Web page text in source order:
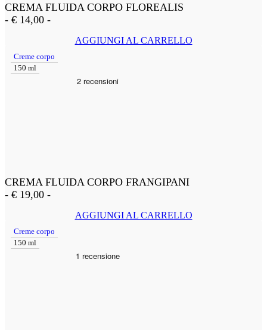
CREMA FLUIDA CORPO FLOREALIS
- € 14,00 -
AGGIUNGI AL CARRELLO
Creme corpo
150 ml
CREMA FLUIDA CORPO FRANGIPANI
- € 19,00 -
AGGIUNGI AL CARRELLO
Creme corpo
150 ml